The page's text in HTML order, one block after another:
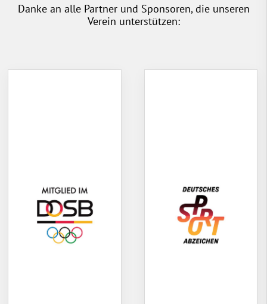
Danke an alle Partner und Sponsoren, die unseren
Verein unterstützen: